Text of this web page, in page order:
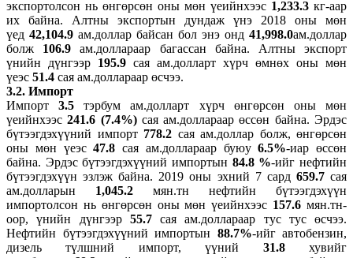
экспортолсон нь өнгөрсөн оны мөн үеийнхээс 1,233.3 кг-аар
их байна. Алтны экспортын дундаж үнэ 2018 оны мөн
үед 42,104.9 ам.доллар байсан бол энэ онд 41,998.0ам.доллар
болж 106.9 ам.доллараар багассан байна. Алтны экспорт
үнийн дүнгээр 195.9 сая ам.долларт хүрч өмнөх оны мөн
үеэс 51.4 сая ам.доллараар өсчээ.
3.2. Импорт
Импорт3.5тэрбум ам.долларт хүрч өнгөрсөн оны мөн
үеийнхээс241.6 (7.4%) сая ам.доллараар өссөн байна. Эрдэс
бүтээгдэхүүний импорт 778.2 сая ам.доллар болж, өнгөрсөн
оны мөн үеэс47.8 сая ам.доллараар буюу6.5%-иар өссөн
байна. Эрдэс бүтээгдэхүүний импортын 84.8 %-ийг нефтийн
бүтээгдэхүүн эзлэж байна. 2019 оны эхний 7 сард 659.7сая
ам.долларын 1,045.2 мян.тн нефтийн бүтээгдэхүүн
импортолсон нь өнгөрсөн оны мөн үеийнхээс 157.6 мян.тн-
оор, үнийн дүнгээр 55.7сая ам.доллараар тус тус өсчээ.
Нефтийн бүтээгдэхүүний импортын 88.7%-ийг автобензин,
дизель түлшний импорт, үүний 31.8хувийг